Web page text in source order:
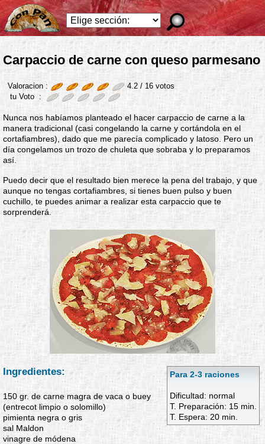
Carpaccio de carne con queso parmesano
Valoracion : 4.2 / 16 votos
tu Voto :
Nunca nos habíamos planteado el hacer carpaccio de carne a la
manera tradicional (casi congelando la carne y cortándola en el
cortafiambres), dado que me parecía complicado y latoso. Pero un
día congelamos un trozo de chuleta que sobraba y lo preparamos
así.
Puedo decir que el resultado bien merece la pena del trabajo, y que
aunque no tengas cortafiambres, si tienes buen pulso y buen
cuchillo, te puedes animar a realizar esta carpaccio que te
sorprenderá.
Para 2-3 raciones
Dificultad: normal
T. Preparación: 15 min.
T. Espera: 20 min.
Ingredientes:
150 gr. de carne magra de vaca o buey
(entrecot limpio o solomillo)
pimienta negra o gris
sal Maldon
vinagre de módena